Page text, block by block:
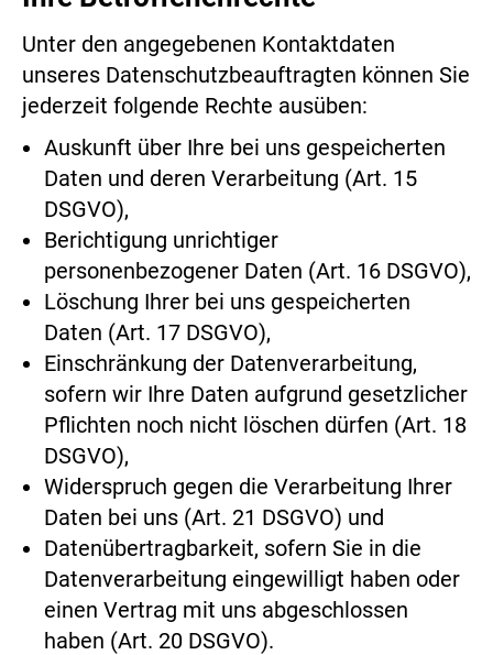
Unter den angegebenen Kontaktdaten
unseres Datenschutzbeauftragten können Sie
jederzeit folgende Rechte ausüben:
Auskunft über Ihre bei uns gespeicherten
Daten und deren Verarbeitung (Art. 15
DSGVO),
Berichtigung unrichtiger
personenbezogener Daten (Art. 16 DSGVO),
Löschung Ihrer bei uns gespeicherten
Daten (Art. 17 DSGVO),
Einschränkung der Datenverarbeitung,
sofern wir Ihre Daten aufgrund gesetzlicher
Pflichten noch nicht löschen dürfen (Art. 18
DSGVO),
Widerspruch gegen die Verarbeitung Ihrer
Daten bei uns (Art. 21 DSGVO) und
Datenübertragbarkeit, sofern Sie in die
Datenverarbeitung eingewilligt haben oder
einen Vertrag mit uns abgeschlossen
haben (Art. 20 DSGVO).